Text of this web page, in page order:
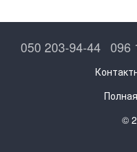
050 203-94-44 096
©